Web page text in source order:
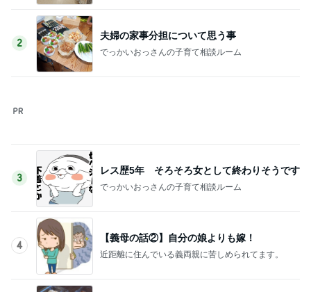
2
夫婦の家事分担について思う事
でっかいおっさんの子育て相談ルーム
3
レス歴5年 そろそろ女として終わりそうです
でっかいおっさんの子育て相談ルーム
4
【義母の話②】自分の娘よりも嫁！
近距離に住んでいる義両親に苦しめられてます。